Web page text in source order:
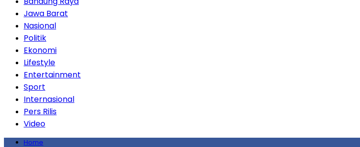
Jawa Barat
Nasional
Politik
Ekonomi
Lifestyle
Entertainment
Sport
Internasional
Pers Rilis
Video
Home